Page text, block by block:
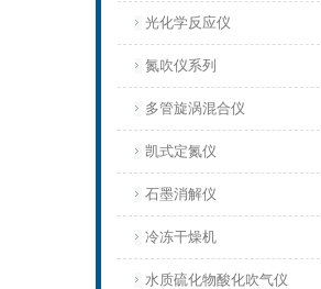
光化学反应仪
氮吹仪系列
多管旋涡混合仪
凯式定氮仪
石墨消解仪
冷冻干燥机
水质硫化物酸化吹气仪